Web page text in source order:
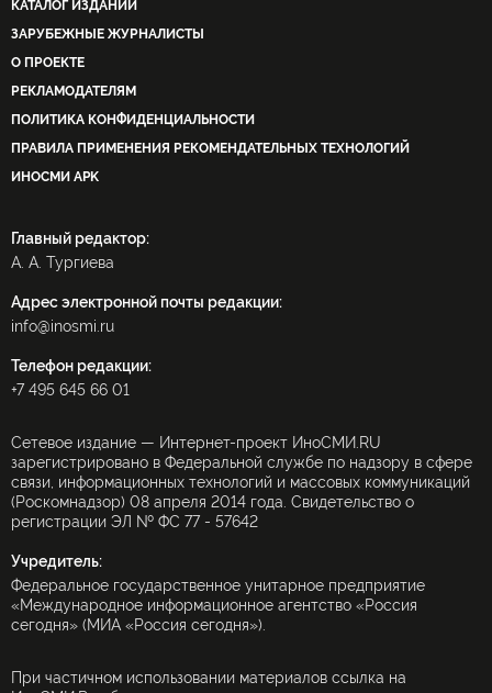
КАТАЛОГ ИЗДАНИЙ
ЗАРУБЕЖНЫЕ ЖУРНАЛИСТЫ
О ПРОЕКТЕ
РЕКЛАМОДАТЕЛЯМ
ПОЛИТИКА КОНФИДЕНЦИАЛЬНОСТИ
ПРАВИЛА ПРИМЕНЕНИЯ РЕКОМЕНДАТЕЛЬНЫХ ТЕХНОЛОГИЙ
ИНОСМИ APK
Главный редактор:
А. А. Тургиева
Адрес электронной почты редакции:
info@inosmi.ru
Телефон редакции:
+7 495 645 66 01
Сетевое издание — Интернет-проект ИноСМИ.RU
зарегистрировано в Федеральной службе по надзору в сфере
связи, информационных технологий и массовых коммуникаций
(Роскомнадзор) 08 апреля 2014 года. Свидетельство о
регистрации ЭЛ № ФС 77 - 57642
Учредитель:
Федеральное государственное унитарное предприятие
«Международное информационное агентство «Россия
сегодня» (МИА «Россия сегодня»).
При частичном использовании материалов ссылка на